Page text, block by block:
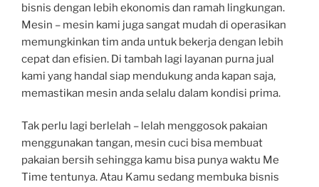
bisnis dengan lebih ekonomis dan ramah lingkungan.
Mesin – mesin kami juga sangat mudah di operasikan
memungkinkan tim anda untuk bekerja dengan lebih
cepat dan efisien. Di tambah lagi layanan purna jual
kami yang handal siap mendukung anda kapan saja,
memastikan mesin anda selalu dalam kondisi prima.
Tak perlu lagi berlelah – lelah menggosok pakaian
menggunakan tangan, mesin cuci bisa membuat
pakaian bersih sehingga kamu bisa punya waktu Me
Time tentunya. Atau Kamu sedang membuka bisnis